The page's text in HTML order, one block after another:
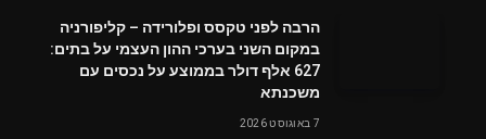
הרבה לפני טקסס ופלורידה – קליפורניה
במקום השני בערכי ההון העצמי על בתים:
627 אלף דולר בממוצע על נכסים עם
משכנתא
7 באוגוסט 2026